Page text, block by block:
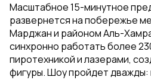
Масштабное 15-минутное
развернется на побережье
Марджан и районом Аль-
синхронно работать более
пиротехникой и лазерами,
фигуры. Шоу пройдет дважды: